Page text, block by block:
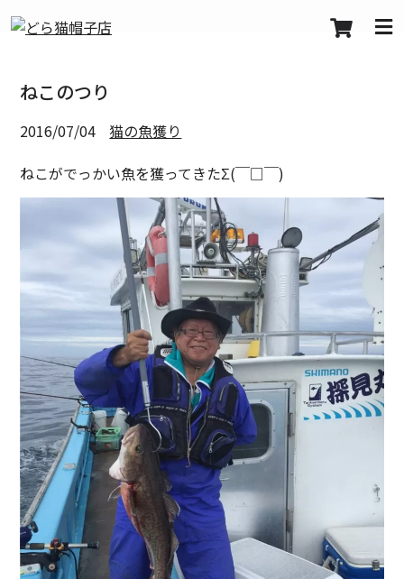
ねこのつり
2016/07/04
猫の魚獲り
ねこがでっかい魚を獲ってきたΣ(￣□￣)